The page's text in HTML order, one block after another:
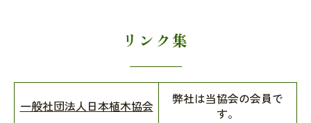
リンク集
一般社団法人日本植木協会
弊社は当協会の会員で
す。